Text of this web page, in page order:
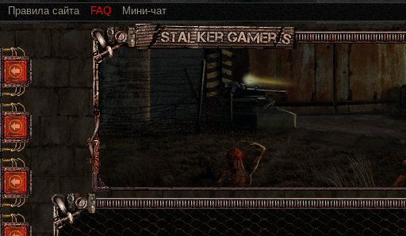
Правила сайта FAQ Мини-чат